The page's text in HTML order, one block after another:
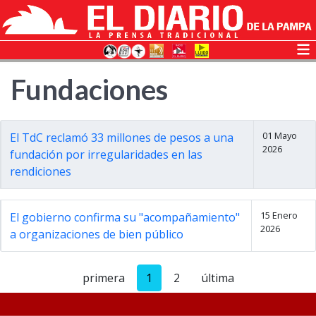
Fundaciones
El TdC reclamó 33 millones de pesos a una
fundación por irregularidades en las
rendiciones
01 Mayo
2026
El gobierno confirma su "acompañamiento"
a organizaciones de bien público
15 Enero
2026
primera 1 2 última